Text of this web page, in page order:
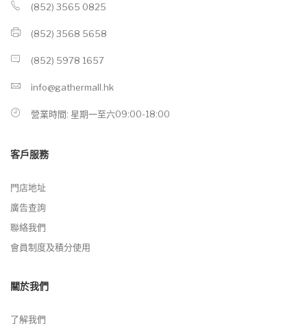
(852) 3565 0825
(852) 3568 5658
(852) 5978 1657
info@gathermall.hk
營業時間: 星期一至六09:00-18:00
客戶服務
門店地址
廣告查詢
聯絡我們
會員制度及積分使用
關於我們
了解我們